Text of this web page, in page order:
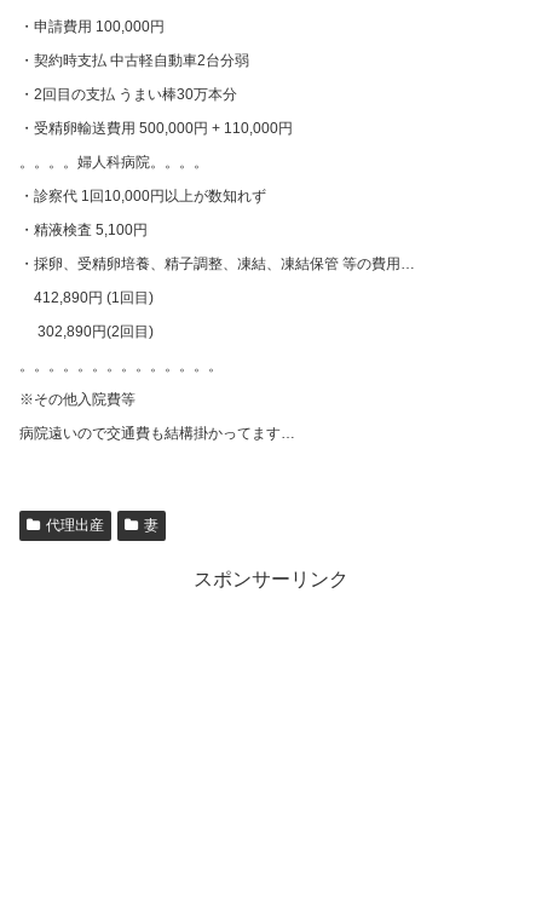
・申請費用 100,000円
・契約時支払 中古軽自動車2台分弱
・2回目の支払 うまい棒30万本分
・受精卵輸送費用 500,000円 + 110,000円
。。。。婦人科病院。。。。
・診察代 1回10,000円以上が数知れず
・精液検査 5,100円
・採卵、受精卵培養、精子調整、凍結、凍結保管 等の費用…
412,890円 (1回目)
302,890円(2回目)
。。。。。。。。。。。。。。
※その他入院費等
病院遠いので交通費も結構掛かってます…
代理出産 妻
スポンサーリンク